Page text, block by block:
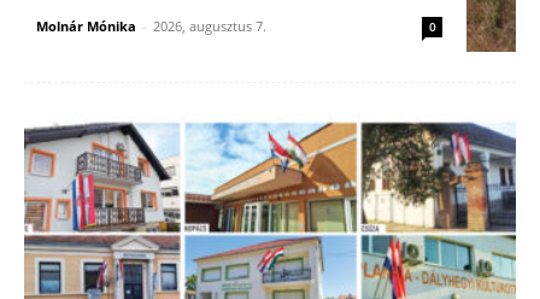
Molnár Mónika - 2026, augusztus 7. 0